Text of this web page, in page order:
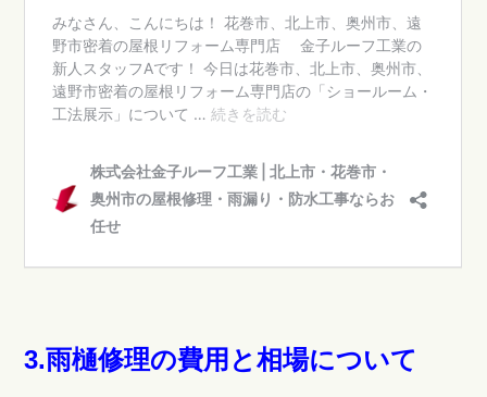
3.雨樋修理の費用と相場について